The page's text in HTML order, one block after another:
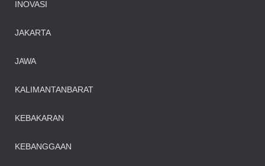
INOVASI
JAKARTA
JAWA
KALIMANTANBARAT
KEBAKARAN
KEBANGGAAN